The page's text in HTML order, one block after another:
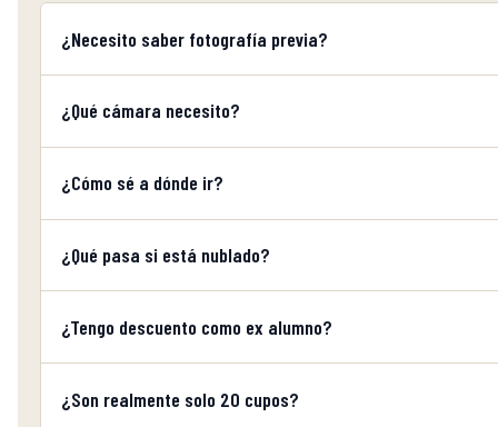
¿Necesito saber fotografía previa?
¿Qué cámara necesito?
¿Cómo sé a dónde ir?
¿Qué pasa si está nublado?
¿Tengo descuento como ex alumno?
¿Son realmente solo 20 cupos?